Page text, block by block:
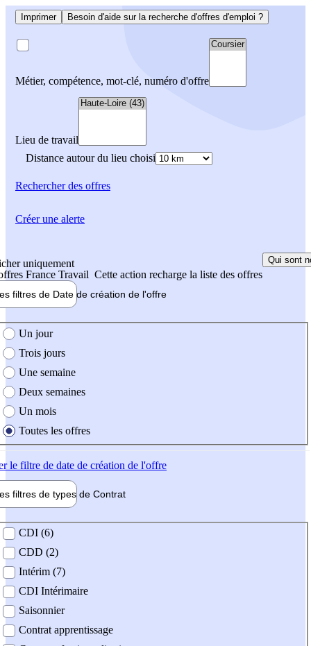
Imprimer Besoin d'aide sur la recherche d'offres d'emploi ?
Métier, compétence, mot-clé, numéro d'offre
Lieu de travail
Distance autour du lieu choisi
Rechercherdes offres
uniquement
France Travail Cette action recharge la liste des offres
Qui sont
filtres de Date de création de l'offre
création de l'offre
Un jour
Trois jours
Une semaine
Deux semaines
Un mois
Toutes les offres
le filtre de date de création de l'offre
filtres de types de Contrat
contrat
CDI (6)
CDD (2)
Intérim (7)
CDI Intérimaire
Saisonnier
Contrat apprentissage
Créer une alerte